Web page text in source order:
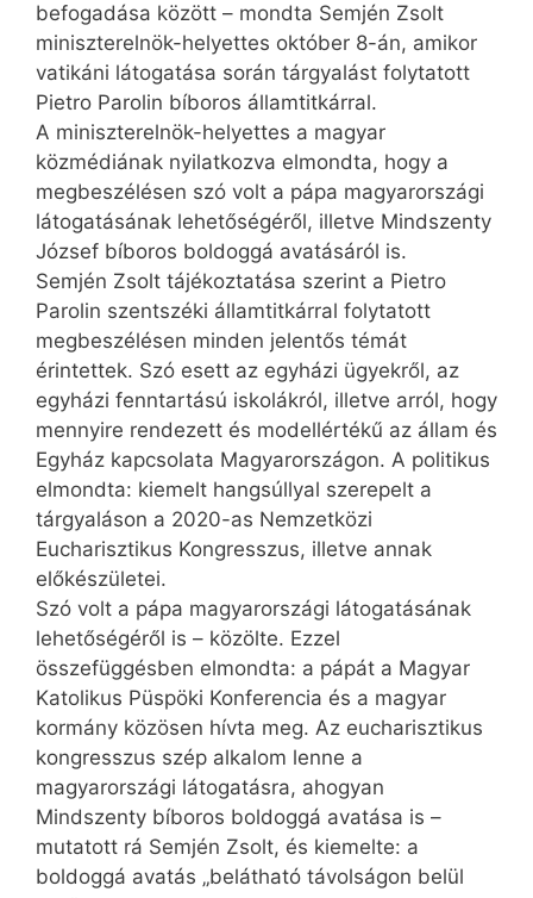
befogadása között – mondta Semjén Zsolt
miniszterelnök-helyettes október 8-án, amikor
vatikáni látogatása során tárgyalást folytatott
Pietro Parolin bíboros államtitkárral.
A miniszterelnök-helyettes a magyar
közmédiának nyilatkozva elmondta, hogy a
megbeszélésen szó volt a pápa magyarországi
látogatásának lehetőségéről, illetve Mindszenty
József bíboros boldoggá avatásáról is.
Semjén Zsolt tájékoztatása szerint a Pietro
Parolin szentszéki államtitkárral folytatott
megbeszélésen minden jelentős témát
érintettek. Szó esett az egyházi ügyekről, az
egyházi fenntartású iskolákról, illetve arról, hogy
mennyire rendezett és modellértékű az állam és
Egyház kapcsolata Magyarországon. A politikus
elmondta: kiemelt hangsúllyal szerepelt a
tárgyaláson a 2020-as Nemzetközi
Eucharisztikus Kongresszus, illetve annak
előkészületei.
Szó volt a pápa magyarországi látogatásának
lehetőségéről is – közölte. Ezzel
összefüggésben elmondta: a pápát a Magyar
Katolikus Püspöki Konferencia és a magyar
kormány közösen hívta meg. Az eucharisztikus
kongresszus szép alkalom lenne a
magyarországi látogatásra, ahogyan
Mindszenty bíboros boldoggá avatása is –
mutatott rá Semjén Zsolt, és kiemelte: a
boldoggá avatás „belátható távolságon belül